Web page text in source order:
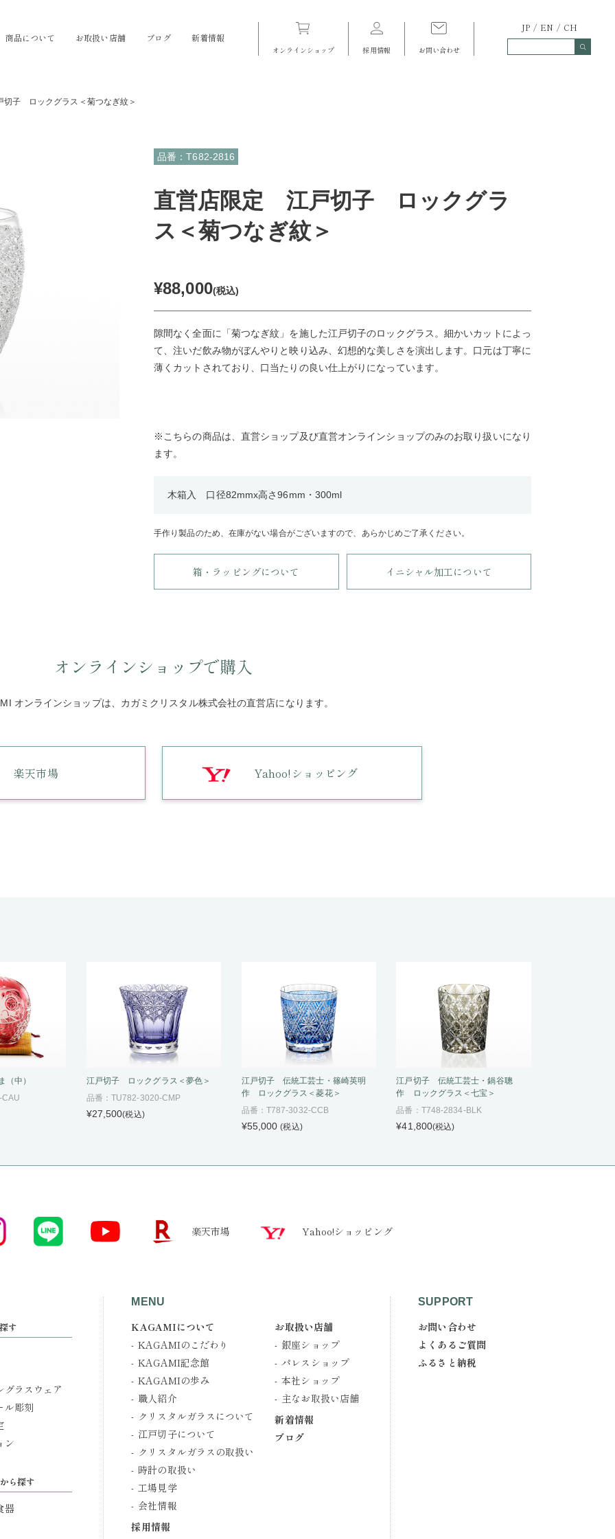
商品について お取扱い店舗 ブログ 新着情報
オンラインショップ 採用情報 お問い合わせ
JP EN CH
子 ロックグラス＜菊つなぎ紋＞
品番：T682-2816
直営店限定 江戸切子 ロックグラ
ス＜菊つなぎ紋＞
¥88,000(税込)
隙間なく全面に「菊つなぎ紋」を施した江戸切子のロックグラス。細かいカットによっ
て、注いだ飲み物がぼんやりと映り込み、幻想的な美しさを演出します。口元は丁寧に
薄くカットされており、口当たりの良い仕上がりになっています。
※こちらの商品は、直営ショップ及び直営オンラインショップのみのお取り扱いになり
ます。
木箱入 口径82mmx高さ96mm・300ml
手作り製品のため、在庫がない場合がございますので、あらかじめご了承ください。
箱・ラッピングについて イニシャル加工について
オンラインショップで購入
オンラインショップは、カガミクリスタル株式会社の直営店になります。
楽天市場 Yahoo!ショッピング
中）
江戸切子 ロックグラス＜夢色＞
品番：TU782-3020-CMP
¥27,500(税込)
江戸切子 伝統工芸士・篠崎英明
作 ロックグラス＜菱花＞
品番：T787-3032-CCB
¥55,000(税込)
江戸切子 伝統工芸士・鍋谷聰
作 ロックグラス＜七宝＞
品番：T748-2834-BLK
¥41,800(税込)
楽天市場 Yahoo!ショッピング
す
グラスウェア
ル彫刻
ン
ら探す
器
MENU
KAGAMIについて
KAGAMIのこだわり
KAGAMI記念館
KAGAMIの歩み
職人紹介
クリスタルガラスについて
江戸切子について
クリスタルガラスの取扱い
時計の取扱い
工場見学
会社情報
採用情報
お取扱い店舗
銀座ショップ
パレスショップ
本社ショップ
主なお取扱い店舗
新着情報
ブログ
SUPPORT
お問い合わせ
よくあるご質問
ふるさと納税